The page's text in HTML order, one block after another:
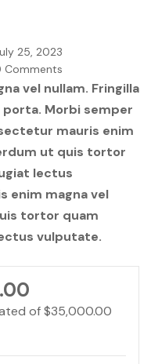
25, 2023
Comments
vel nullam. Fringilla
Morbi semper
mauris enim
ut quis tortor
lectus
enim magna vel
tortor quam
vulputate.
of$35,000.00